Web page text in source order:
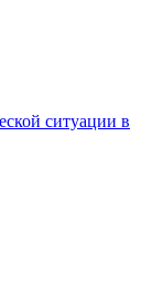
ситуации в